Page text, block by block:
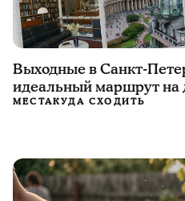
Выходные в Санкт-
идеальный маршрут на
МЕСТАКУДА СХОДИТЬ